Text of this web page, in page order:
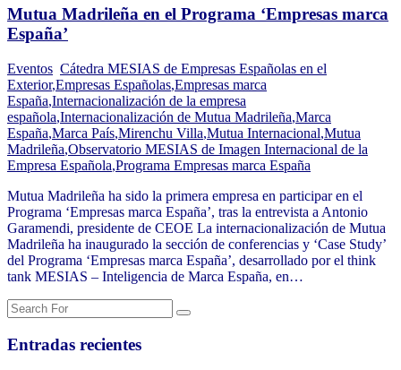
Mutua Madrileña en el Programa ‘Empresas marca
España’
Eventos Cátedra MESIAS de Empresas Españolas en el
Exterior,Empresas Españolas,Empresas marca
España,Internacionalización de la empresa
española,Internacionalización de Mutua Madrileña,Marca
España,Marca País,Mirenchu Villa,Mutua Internacional,Mutua
Madrileña,Observatorio MESIAS de Imagen Internacional de la
Empresa Española,Programa Empresas marca España
Mutua Madrileña ha sido la primera empresa en participar en el
Programa ‘Empresas marca España’, tras la entrevista a Antonio
Garamendi, presidente de CEOE La internacionalización de Mutua
Madrileña ha inaugurado la sección de conferencias y ‘Case Study’
del Programa ‘Empresas marca España’, desarrollado por el think
tank MESIAS – Inteligencia de Marca España, en…
Entradas recientes